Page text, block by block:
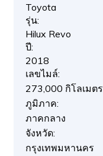
Toyota
รุ่น:
Hilux Revo
ปี:
2018
เลขไมล์:
273,000 กิโลเมตร
ภูมิภาค:
ภาคกลาง
จังหวัด:
กรุงเทพมหานคร